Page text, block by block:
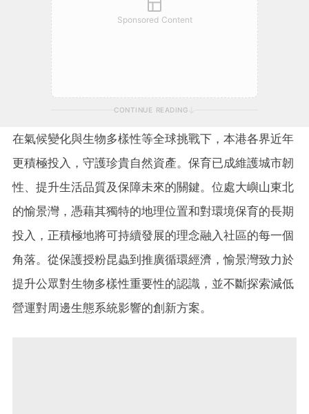
Sponsored Content
CONTINUE READING
在氣候變化與生物多樣性等全球挑戰下，本港各界近年
更積極投入，守護珍貴自然資產。保育已成維護城市韌
性、提升生活品質及保障未來的關鍵。位處大嶼山東北
的愉景灣，憑藉其獨特的地理位置和對環境保育的長期
投入，正積極地將可持續發展的理念融入社區的每一個
角落。從保護授粉昆蟲到推廣循環經濟，愉景灣致力於
提升公眾對生物多樣性重要性的認識，並不斷探索減低
營運對周邊生態系統影響的創新方案。